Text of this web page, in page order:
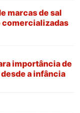
marcas de sal
importância de
a infância